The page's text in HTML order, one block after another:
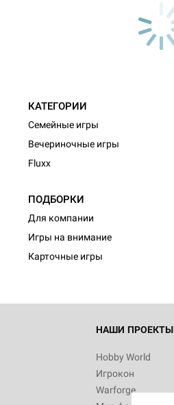
КАТЕГОРИИ
Семейные игры
Вечериночные игры
Fluxx
ПОДБОРКИ
Для компании
Игры на внимание
Карточные игры
НАШИ ПРОЕКТЫ
Hobby World
Игрокон
Warforge